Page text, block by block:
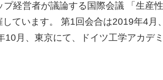
経営者が議論する国際会議 「生産
ています。 第1回会合は2019年4
月、東京にて、ドイツ工学アカデ